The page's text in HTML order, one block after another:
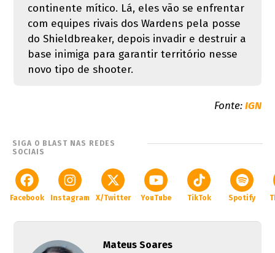
continente mítico. Lá, eles vão se enfrentar
com equipes rivais dos Wardens pela posse
do Shieldbreaker, depois invadir e destruir a
base inimiga para garantir território nesse
novo tipo de shooter.
Fonte:IGN
SIGA O BLAST NAS REDES
SOCIAIS
Facebook Instagram X/Twitter YouTube TikTok Spotify
Mateus Soares